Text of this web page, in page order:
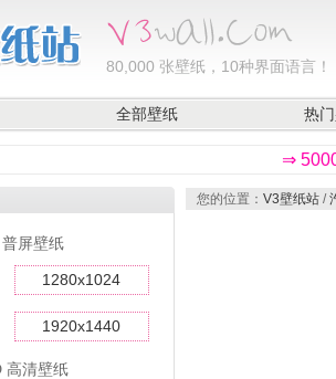
80,000 张壁纸，10种界面语言！
全部壁纸 热
⇒
屏壁纸
1280x1024
1920x1440
高清壁纸
您的位置： V3壁纸站 /